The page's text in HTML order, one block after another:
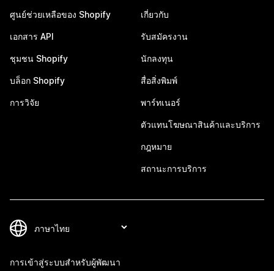
ศูนย์ช่วยเหลือของ Shopify
เอกสาร API
ชุมชน Shopify
บล็อก Shopify
การวิจัย
เกี่ยวกับ
รับสมัครงาน
นักลงทุน
สื่อสิ่งพิมพ์
พาร์ทเนอร์
ตัวแทนโฆษณาสินค้าและบริการ
กฎหมาย
สถานะการบริการ
การเข้าสู่ระบบสำหรับผู้พัฒนา